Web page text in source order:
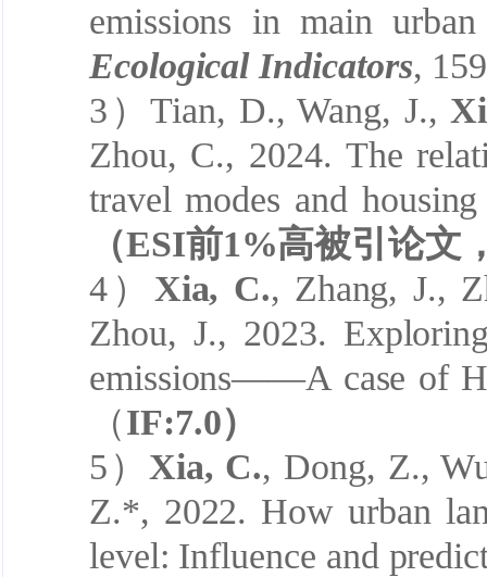
emissions in main
Ecological Indicators,
3 ）Tian, D., Wang, J.,
Zhou, C., 2024. The
travel modes and
（ESI前1%高被引论文
4） Xia, C., Zhang, J.,
Zhou, J., 2023.
emissions——A case of
（IF:7.0）
5 ） Xia, C., Dong, Z.,
Z.*, 2022. How urban
level: Influence and